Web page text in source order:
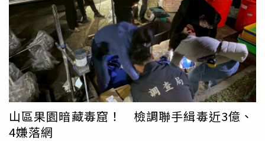
治，徐女則依殺人罪嫌移送，檢複訊後向法院聲請羈押獲
准。據了解，徐女被帶回偵訊時，起初拒絕供述，情緒冷
漠，連中餐也拒吃，過了一段時間才簡略開口，面對警方詢
問犯案動機，她僅冷淡表示「沒有原因」，並提及有服用抗
憂鬱藥物，惟無就醫紀錄與證明。今天下午2時許，新北地
檢署檢察官偕同法醫前往板橋殯儀館相驗陳男遺體。陳男妻
子也帶2個兒子到場，僅表示目前先處理先生後事，後續交
由司法處理。
山區果園暗藏毒窟！ 檢調聯手緝毒近3億、
4嫌落網